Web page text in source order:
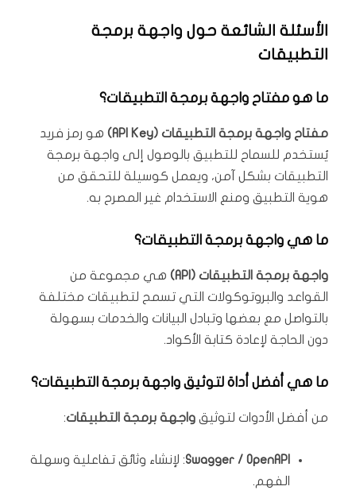
الأسئلة الشائعة حول واجهة برمجة
التطبيقات
ما هو مفتاح واجهة برمجة التطبيقات؟
مفتاح واجهة برمجة التطبيقات (API Key)
هو رمز فريد
يُستخدم للسماح للتطبيق بالوصول إلى واجهة برمجة
التطبيقات بشكل آمن، ويعمل كوسيلة للتحقق من
هوية التطبيق ومنع الاستخدام غير المصرح به.
ما هي واجهة برمجة التطبيقات؟
واجهة برمجة التطبيقات (API)
هي مجموعة من
القواعد والبروتوكولات التي تسمح لتطبيقات مختلفة
بالتواصل مع بعضها وتبادل البيانات والخدمات بسهولة
دون الحاجة لإعادة كتابة الأكواد.
ما هي أفضل أداة لتوثيق واجهة برمجة التطبيقات؟
من أفضل الأدوات لتوثيق واجهة برمجة التطبيقات:
Swagger / OpenAPI: لإنشاء وثائق تفاعلية وسهلة
الفهم.